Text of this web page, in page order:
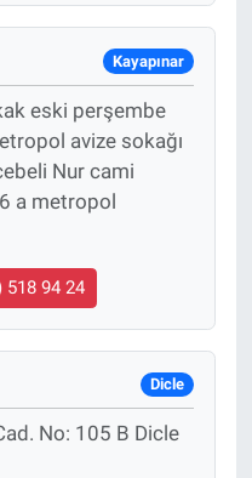
Kayapınar
eski perşembe
avize sokağı
Nur cami
a metropol
518 94 24
Dicle
No: 105 B Dicle